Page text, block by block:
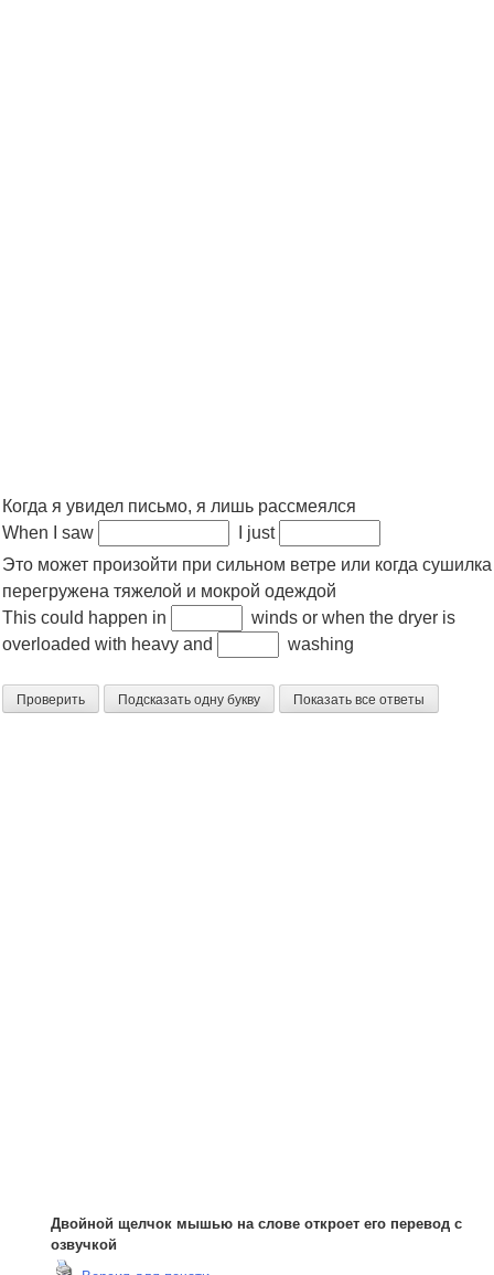
Когда я увидел письмо, я лишь рассмеялся
When I saw
I just
Это может произойти при сильном ветре или когда сушилка
перегружена тяжелой и мокрой одеждой
This could happen in
winds or when the dryer is
overloaded with heavy and
washing
Проверить Подсказать одну букву Показать все ответы
Двойной щелчок мышью на слове откроет его перевод с
озвучкой